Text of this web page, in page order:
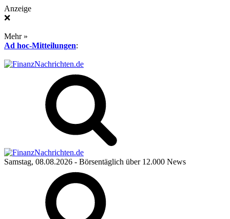
Anzeige
❌
Mehr »
Ad hoc-Mitteilungen:
Samstag, 08.08.2026 - Börsentäglich über 12.000 News